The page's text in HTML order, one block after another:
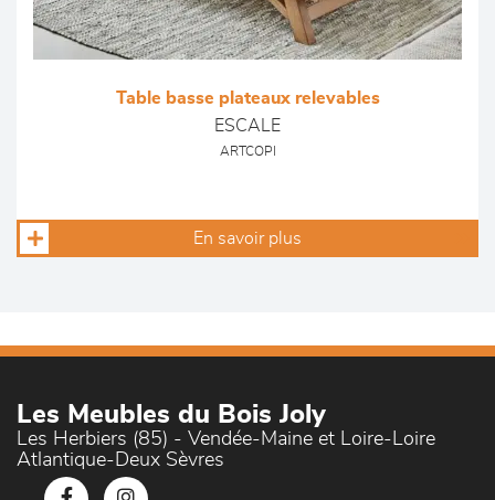
Table basse plateaux relevables
ESCALE
ARTCOPI
En savoir plus
Les Meubles du Bois Joly
Les Herbiers (85) - Vendée-Maine et Loire-Loire
Atlantique-Deux Sèvres